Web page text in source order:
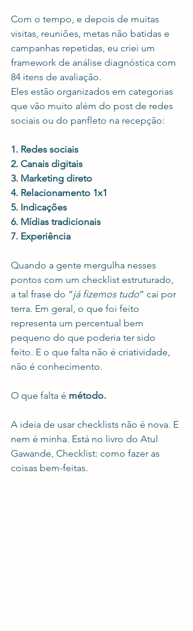
Com o tempo, e depois de muitas
visitas, reuniões, metas não batidas e
campanhas repetidas, eu criei um
framework de análise diagnóstica com
84 itens de avaliação.
Eles estão organizados em categorias
que vão muito além do post de redes
sociais ou do panfleto na recepção:
1. Redes sociais
2. Canais digitais
3. Marketing direto
4. Relacionamento 1x1
5. Indicações
6. Mídias tradicionais
7. Experiência
Quando a gente mergulha nesses
pontos com um checklist estruturado,
a tal frase do “já fizemos tudo” cai por
terra. Em geral, o que foi feito
representa um percentual bem
pequeno do que poderia ter sido
feito. E o que falta não é criatividade,
não é conhecimento.
O que falta é método.
A ideia de usar checklists não é nova. E
nem é minha. Está no livro do Atul
Gawande, Checklist: como fazer as
coisas bem-feitas.